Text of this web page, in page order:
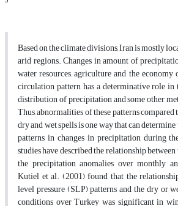
Based on the climate divisions, Iran is mostly
arid regions. Changes in amount of
water resources, agriculture and the
circulation pattern has a determinative role
distribution of precipitation and some other
Thus, abnormalities of these patterns
dry and wet spells is one way that can
patterns in changes in precipitation during
studies have described the relationship
the precipitation anomalies over monthly
Kutiel et al. (2001) found that the
level pressure (SLP) patterns and the dry or
conditions over Turkey was significant in